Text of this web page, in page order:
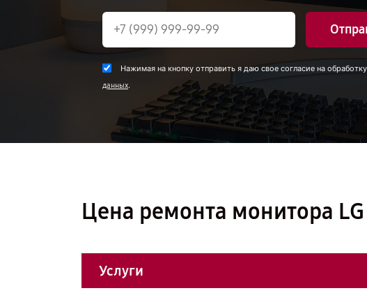
Нажимая на кнопку отправить я даю свое согласие на
данных.
Цена ремонта монитора
Услуги